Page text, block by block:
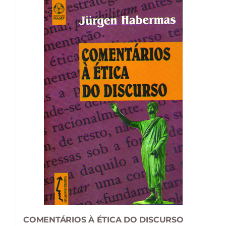
COMENTÁRIOS À ÉTICA DO DISCURSO